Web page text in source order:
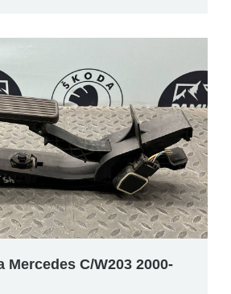
Mercedes C/W203 2000-